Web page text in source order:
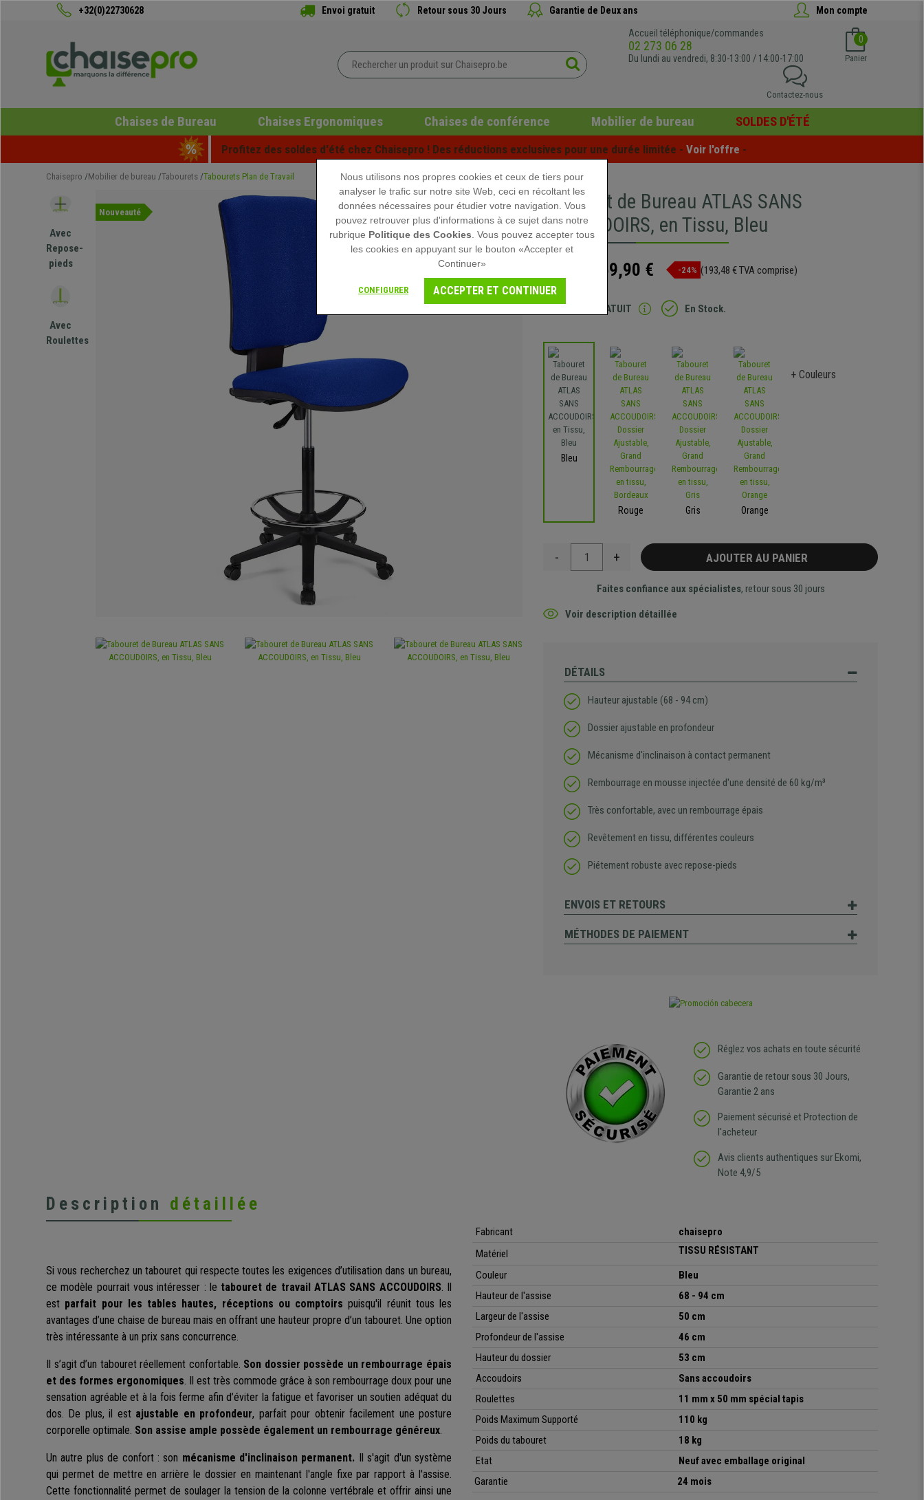
+32(0)22730628 Envoi gratuit Retour sous 30 Jours Garantie de Deux ans Mon compte
Accueil téléphonique/commandes
02 273 06 28
Du lundi au vendredi, 8:30-13:00 / 14:00-17:00
0
Panier
Contactez-nous
Chaises de Bureau Chaises Ergonomiques Chaises de conférence Mobilier de bureau SOLDES D'ÉTÉ
Profitez des soldes d'été chez Chaisepro ! Des réductions exclusives pour une durée limitée - Voir l'offre -
Chaisepro Mobilier de bureau Tabourets Tabourets Plan de Travail
Avec
Repose-
pieds
Avec
Roulettes
Nouveauté
Tabouret de Bureau ATLAS SANS
ACCOUDOIRS, en Tissu, Bleu
159,90 € -24% (193,48 € TVA comprise)
Envoi GRATUIT En Stock.
Bleu
Rouge Gris Orange
+ Couleurs
- + AJOUTER AU PANIER
Faites confiance aux spécialistes, retour sous 30 jours
Voir description détaillée
DÉTAILS
Hauteur ajustable (68 - 94 cm)
Dossier ajustable en profondeur
Mécanisme d'inclinaison à contact permanent
Rembourrage en mousse injectée d'une densité de 60 kg/m³
Très confortable, avec un rembourrage épais
Revêtement en tissu, différentes couleurs
Piétement robuste avec repose-pieds
ENVOIS ET RETOURS
MÉTHODES DE PAIEMENT
Réglez vos achats en toute sécurité
Garantie de retour sous 30 Jours,
Garantie 2 ans
Paiement sécurisé et Protection de
l'acheteur
Avis clients authentiques sur Ekomi,
Note 4,9/5
Description détaillée
Si vous recherchez un tabouret qui respecte toutes les exigences d’utilisation dans un bureau,
ce modèle pourrait vous intéresser : le tabouret de travail ATLAS SANS ACCOUDOIRS. Il
est parfait pour les tables hautes, réceptions ou comptoirs puisqu'il réunit tous les
avantages d’une chaise de bureau mais en offrant une hauteur propre d’un tabouret. Une option
très intéressante à un prix sans concurrence.
Il s’agit d’un tabouret réellement confortable. Son dossier possède un rembourrage épais
et des formes ergonomiques. Il est très commode grâce à son rembourrage doux pour une
sensation agréable et à la fois ferme afin d’éviter la fatigue et favoriser un soutien adéquat du
dos. De plus, il est ajustable en profondeur, parfait pour obtenir facilement une posture
corporelle optimale. Son assise ample possède également un rembourrage généreux.
Un autre plus de confort : son mécanisme d'inclinaison permanent. Il s'agit d'un système
qui permet de mettre en arrière le dossier en maintenant l'angle fixe par rapport à l'assise.
Cette fonctionnalité permet de soulager la tension de la colonne vertébrale et offrir ainsi une
Fabricant
chaisepro
Matériel
TISSU RÉSISTANT
Couleur
Bleu
Hauteur de l'assise
68 - 94 cm
Largeur de l'assise
50 cm
Profondeur de l'assise
46 cm
Hauteur du dossier
53 cm
Accoudoirs
Sans accoudoirs
Roulettes
11 mm x 50 mm spécial tapis
Poids Maximum Supporté
110 kg
Poids du tabouret
18 kg
Etat
Neuf avec emballage original
Garantie
24 mois
Nous utilisons nos propres cookies et ceux de tiers pour
analyser le trafic sur notre site Web, ceci en récoltant les
données nécessaires pour étudier votre navigation. Vous
pouvez retrouver plus d'informations à ce sujet dans notre
rubrique Politique des Cookies . Vous pouvez accepter tous
les cookies en appuyant sur le bouton «Accepter et
Continuer»
CONFIGURER ACCEPTER ET CONTINUER